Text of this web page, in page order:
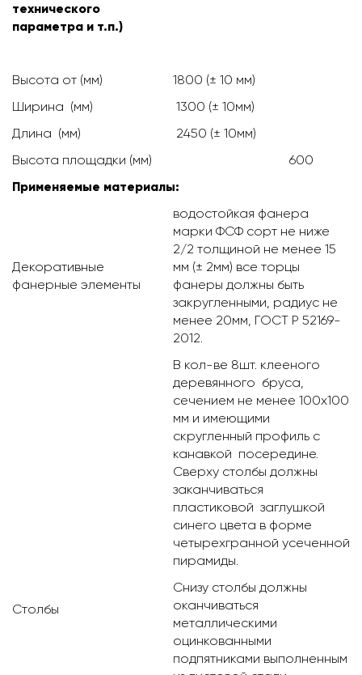
технического
параметра и т.п.)
Высота от (мм)
1800 (± 10 мм)
Ширина (мм)
1300 (± 10мм)
Длина (мм)
2450 (± 10мм)
Высота площадки (мм)
600
Применяемые материалы:
Декоративные
фанерные элементы
водостойкая фанера
марки ФСФ сорт не ниже
2/2 толщиной не менее 15
мм (± 2мм) все торцы
фанеры должны быть
закругленными, радиус не
менее 20мм, ГОСТ Р 52169-
2012.
Столбы
В кол-ве 8шт. клееного
деревянного бруса,
сечением не менее 100х100
мм и имеющими
скругленный профиль с
канавкой посередине.
Сверху столбы должны
заканчиваться
пластиковой заглушкой
синего цвета в форме
четырехгранной усеченной
пирамиды.
Снизу столбы должны
оканчиваться
металлическими
оцинкованными
подпятниками выполненным